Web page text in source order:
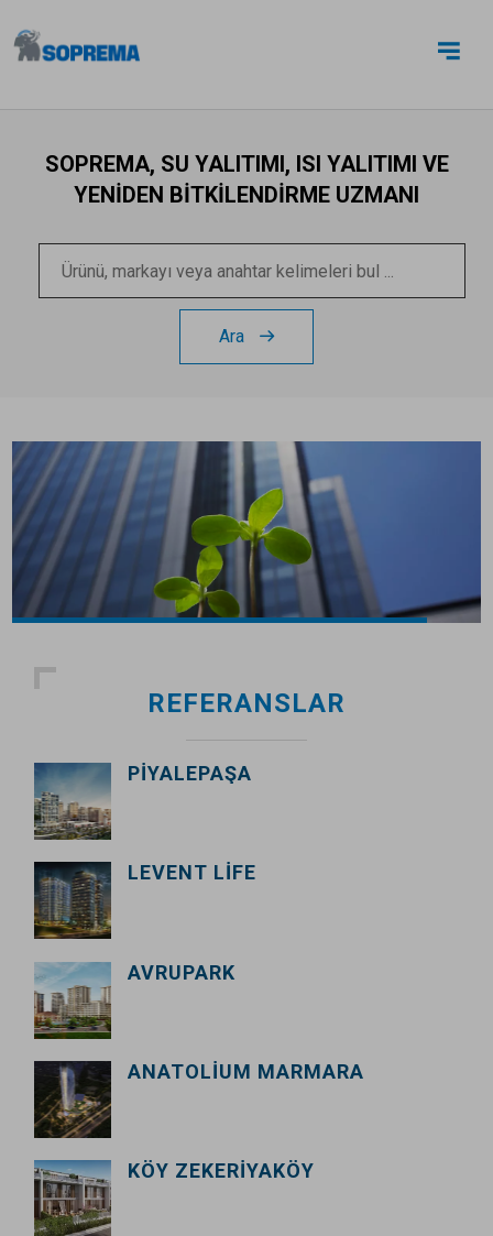
SOPREMA, SU YALITIMI, ISI YALITIMI VE
YENİDEN BİTKİLENDİRME UZMANI
Ara
REFERANSLAR
PIYALEPAŞA
LEVENT LIFE
AVRUPARK
ANATOLIUM MARMARA
KÖY ZEKERIYAKÖY